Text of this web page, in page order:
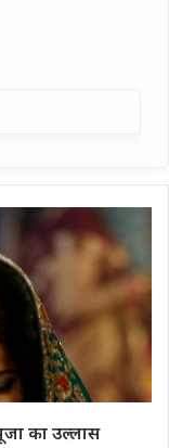
का उल्लास